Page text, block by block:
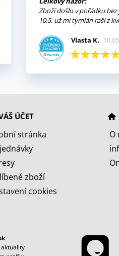
Zboží došlo v pořádku
10.5. už mi tymián raší z
Vlasta K.
ÚČET
stránka
zboží
cookies
O